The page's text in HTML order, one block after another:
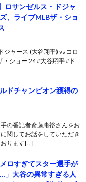
ロサンゼルス・ドジャ
、ライブMLBザ・ショ
ャース (大谷翔平) vs コロ
・ショー 24 #大谷翔平 #ド
ドチャンピオン獲得の
の番記者斎藤庸裕さんをお
関してお話をしていただき
おります[…]
ロすぎてスター選手が
」大谷の異常すぎる人